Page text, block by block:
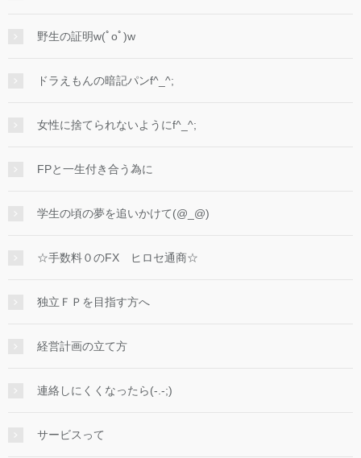
野生の証明w(ﾟoﾟ)w
ドラえもんの暗記パンf^_^;
女性に捨てられないようにf^_^;
FPと一生付き合う為に
学生の頃の夢を追いかけて(@_@)
☆手数料０のFX ヒロセ通商☆
独立ＦＰを目指す方へ
経営計画の立て方
連絡しにくくなったら(-.-;)
サービスって